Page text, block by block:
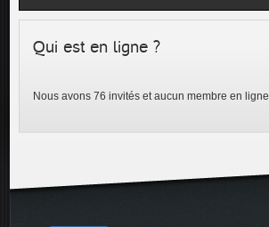
Qui est en ligne ?
Nous avons 76 invités et aucun membre en ligne